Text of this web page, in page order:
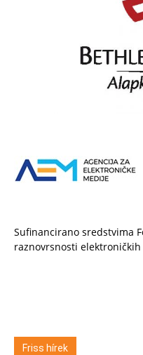
Sufinancirano sredstvima
raznovrsnosti
Friss hírek